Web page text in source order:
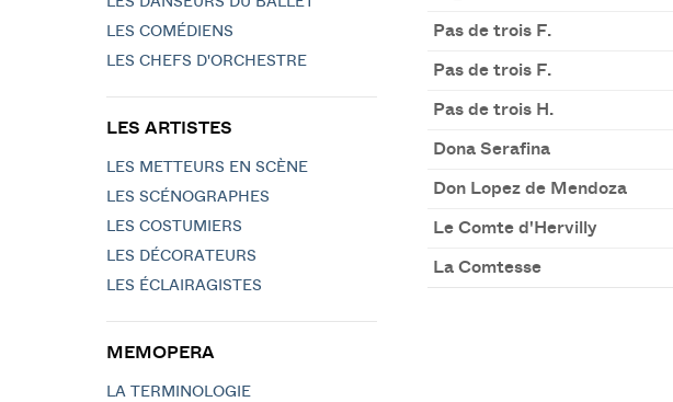
Pas de trois F.
Pas de trois F.
Pas de trois H.
Dona Serafina
Don Lopez de Mendoza
Le Comte d'Hervilly
La Comtesse
LES COMÉDIENS
LES CHEFS D'ORCHESTRE
LES ARTISTES
LES METTEURS EN SCÈNE
LES SCÉNOGRAPHES
LES COSTUMIERS
LES DÉCORATEURS
LES ÉCLAIRAGISTES
MEMOPERA
LA TERMINOLOGIE